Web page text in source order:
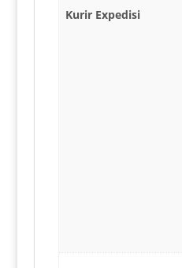
Kurir Expedisi